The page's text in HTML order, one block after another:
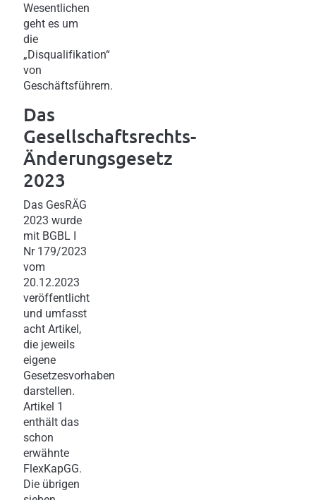
Wesentlichen
geht es um
die
„Disqualifikation“
von
Geschäftsführern.
Das
Gesellschaftsrechts-
Änderungsgesetz
2023
Das GesRÄG
2023 wurde
mit BGBL I
Nr 179/2023
vom
20.12.2023
veröffentlicht
und umfasst
acht Artikel,
die jeweils
eigene
Gesetzesvorhaben
darstellen.
Artikel 1
enthält das
schon
erwähnte
FlexKapGG.
Die übrigen